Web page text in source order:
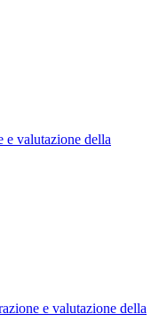
e valutazione della
e valutazione della